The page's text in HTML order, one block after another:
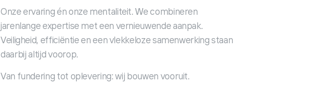
Onze ervaring én onze mentaliteit. We combineren
jarenlange expertise met een vernieuwende aanpak.
Veiligheid, efficiëntie en een vlekkeloze samenwerking staan
daarbij altijd voorop.
Van fundering tot oplevering: wij bouwen vooruit.